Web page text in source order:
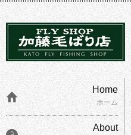
Home
ホーム
About